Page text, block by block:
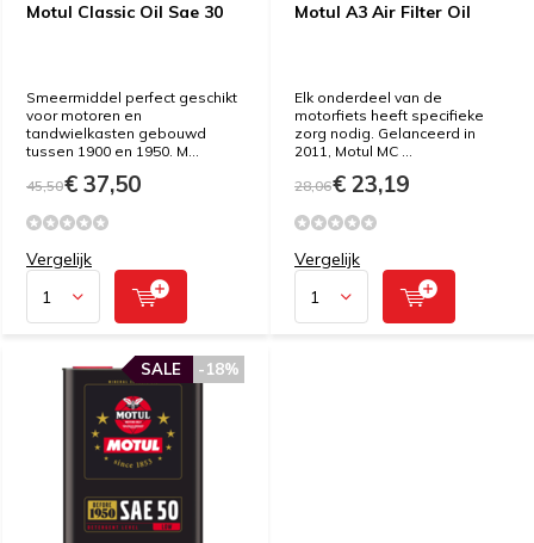
Motul Classic Oil Sae 30
Smeermiddel perfect geschikt
voor motoren en
tandwielkasten gebouwd
tussen 1900 en 1950. M...
45,50€ 37,50
Vergelijk
Motul A3 Air Filter Oil
Elk onderdeel van de
motorfiets heeft specifieke
zorg nodig. Gelanceerd in
2011, Motul MC ...
28,06€ 23,19
Vergelijk
-18%
SALE